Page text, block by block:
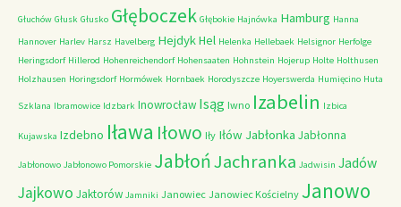
Głuchów Głusk Głusko Głęboczek Głębokie Hajnówka Hamburg Hanna
Hannover Harlev Harsz Havelberg HejdykHel Helenka Hellebaek Helsignor Herfolge
Heringsdorf Hillerod Hohenreichendorf Hohensaaten Hohnstein Hojerup Holte Holthusen
Holzhausen Horingsdorf Hormówek Hornbaek Horodyszcze Hoyerswerda Humięcino Huta
Szklana Ibramowice Idzbark Inowrocław Isąg Iwno Izabelin Izbica
Kujawska Izdebno Iława Iłowo Iły Iłów Jabłonka Jabłonna
Jabłonowo Jabłonowo Pomorskie JabłońJachranka Jadwisin Jadów
Jajkowo Jaktorów Jamniki Janowiec Janowiec Kościelny Janowo